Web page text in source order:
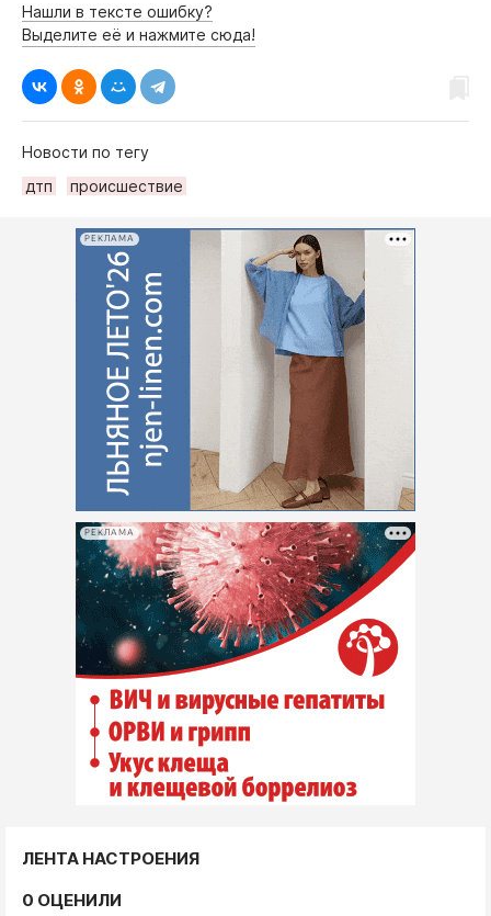
Нашли в тексте ошибку?
Выделите её и нажмите сюда!
Новости по тегу
дтп
происшествие
РЕКЛАМА
РЕКЛАМА
ЛЕНТА НАСТРОЕНИЯ
0 ОЦЕНИЛИ